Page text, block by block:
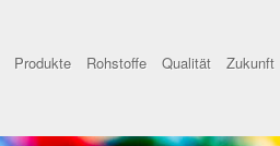
Produkte Rohstoffe Qualität Zukunft